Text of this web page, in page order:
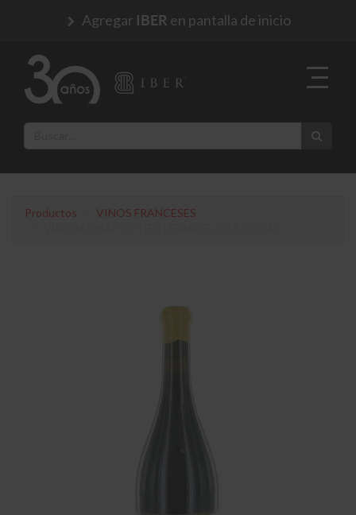
Agregar IBER en pantalla de inicio
Productos
VINOS FRANCESES